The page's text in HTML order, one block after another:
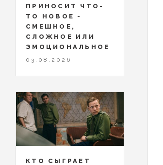
ПРИНОСИТ ЧТО-
ТО НОВОЕ -
СМЕШНОЕ,
СЛОЖНОЕ ИЛИ
ЭМОЦИОНАЛЬНОЕ
03.08.2026
КТО СЫГРАЕТ